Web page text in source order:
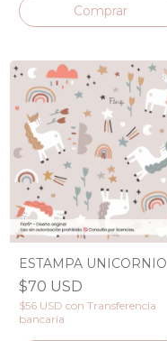
ESTAMPA UNICORNIO
$70 USD
$56 USD con Transferencia
bancaria